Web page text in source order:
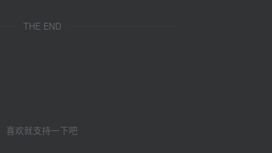
THE END
喜欢就支持一下吧